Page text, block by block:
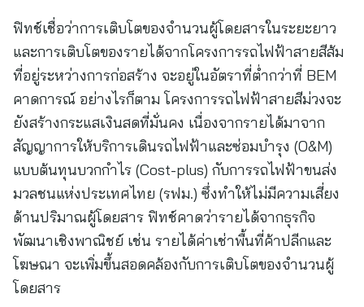
ฟิทช์เชื่อว่าการเติบโตของจำนวนผู้โดยสารในระยะยาว
และการเติบโตของรายได้จากโครงการรถไฟฟ้าสายสีส้ม
ที่อยู่ระหว่างการก่อสร้าง จะอยู่ในอัตราที่ต่ำกว่าที่ BEM
คาดการณ์ อย่างไรก็ตาม โครงการรถไฟฟ้าสายสีม่วงจะ
ยังสร้างกระแสเงินสดที่มั่นคง เนื่องจากรายได้มาจาก
สัญญาการให้บริการเดินรถไฟฟ้าและซ่อมบำรุง (O&M)
แบบต้นทุนบวกกำไร (Cost-plus) กับการรถไฟฟ้าขนส่ง
มวลชนแห่งประเทศไทย (รฟม.) ซึ่งทำให้ไม่มีความเสี่ยง
ด้านปริมาณผู้โดยสาร ฟิทช์คาดว่ารายได้จากธุรกิจ
พัฒนาเชิงพาณิชย์ เช่น รายได้ค่าเช่าพื้นที่ค้าปลีกและ
โฆษณา จะเพิ่มขึ้นสอดคล้องกับการเติบโตของจำนวนผู้
โดยสาร